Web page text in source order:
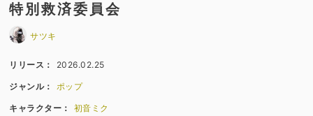
特別救済委員会
サツキ
リリース： 2026.02.25
ジャンル： ポップ
キャラクター： 初音ミク